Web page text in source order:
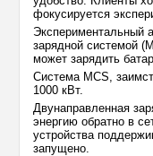
фокусируется
Экспериментальный
зарядной системой
может зарядить
Система MCS,
1000 кВт.
Двунаправленная
энергию обратно в
устройства
запущено.